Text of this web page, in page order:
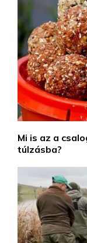
Mi is az a
túlzásba?